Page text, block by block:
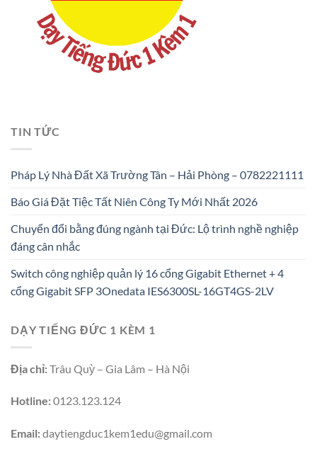
TIN TỨC
Pháp Lý Nhà Đất Xã Trường Tân – Hải Phòng – 0782221111
Báo Giá Đặt Tiệc Tất Niên Công Ty Mới Nhất 2026
Chuyển đổi bằng đúng ngành tại Đức: Lộ trình nghề nghiệp
đáng cân nhắc
Switch công nghiệp quản lý 16 cổng Gigabit Ethernet + 4
cổng Gigabit SFP 3Onedata IES6300SL-16GT4GS-2LV
DẠY TIẾNG ĐỨC 1 KÈM 1
Địa chỉ:Trâu Quỳ – Gia Lâm – Hà Nội
Hotline:0123.123.124
Email:daytiengduc1kem1edu@gmail.com